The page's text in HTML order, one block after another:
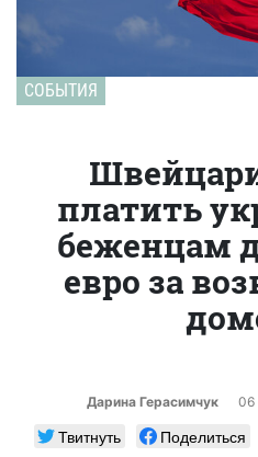
СОБЫТИЯ
платить
беженцам
евро за
Дарина Герасимчук 06
Твитнуть Поделиться